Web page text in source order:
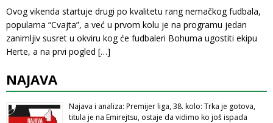
Ovog vikenda startuje drugi po kvalitetu rang nemačkog fudbala,
popularna “Cvajta”, a već u prvom kolu je na programu jedan
zanimljiv susret u okviru kog će fudbaleri Bohuma ugostiti ekipu
Herte, a na prvi pogled […]
NAJAVA
Najava i analiza: Premijer liga, 38. kolo: Trka je gotova,
titula je na Emirejtsu, ostaje da vidimo ko još ispada